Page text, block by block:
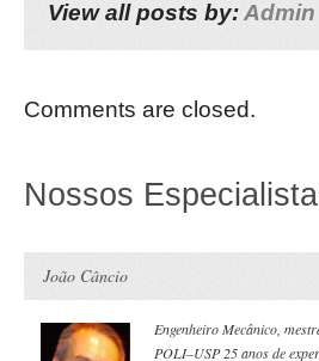
View all posts by:Admin
Comments are closed.
Nossos
João Câncio
Engenheiro Mecânico,
POLI–USP 25 anos de